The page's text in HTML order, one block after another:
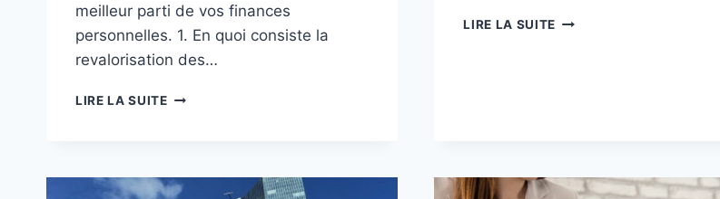
meilleur parti de vos finances
personnelles. 1. En quoi consiste la
revalorisation des…
LIRE LA SUITEREVALORISATION
:
LIRE LA SUITE NOTEBOOKLM